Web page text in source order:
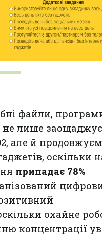
файли,
не лише
але й
оскільки
припадає 78%
охайне
концентрації